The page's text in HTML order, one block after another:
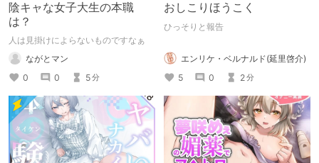
陰キャな女子大生の本職
は？
人は見掛けによらないものですなぁ
ながとマン
0
0 5分
おしこりほうこく
ひっそりと報告
エンリケ・ベルナルド(延里啓介)
5
0 2分